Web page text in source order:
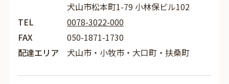
犬山市松本町1-79 小林保ビル102
TEL
0078-3022-000
FAX
050-1871-1730
配達エリア
犬山市・小牧市・大口町・扶桑町